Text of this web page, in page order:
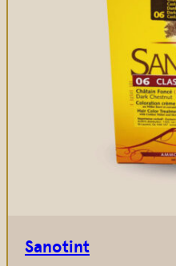
Sanotint